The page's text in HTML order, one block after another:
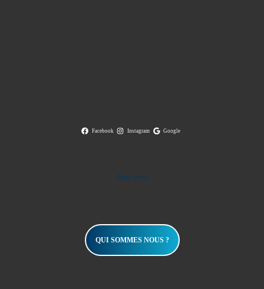
Facebook Instagram Google
Page Jaune
QUI SOMMES NOUS ?